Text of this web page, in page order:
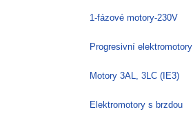
1-fázové motory-230V
Progresivní elektromotory
Motory 3AL, 3LC (IE3)
Elektromotory s brzdou